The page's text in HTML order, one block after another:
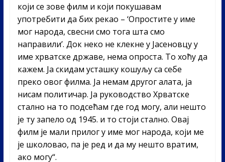
који се зове филм и који покушавам
употребити да бих рекао – ‘Опростите у име
мог народа, свесни смо тога шта смо
направили’. Док неко не клекне у Јасеновцу у
име хрватске државе, нема опроста. То хоћу да
кажем. Ја скидам усташку кошуљу са себе
преко овог филма. Ја немам другог алата, ја
нисам политичар. Ја руководство Хрватске
стално на то подсећам где год могу, али нешто
је ту запело од 1945. и то стоји стално. Овај
филм је мали прилог у име мог народа, који ме
је школовао, па је ред и да му нешто вратим,
ако могу“.